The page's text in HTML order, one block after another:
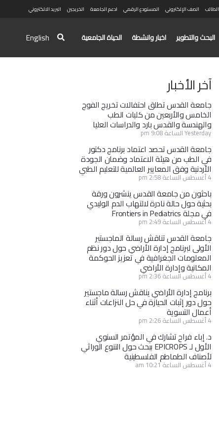
الطالب الصف الإلكتروني المستودع الرقمي ادعم الجامعة الخريجين البريد الالكتروني
البحث والتطوير اخبار وانشطة الحياة الجامعية English
آخر الأخبار
جامعة القدس تطلق احتفالات تخريج الفوج
الخامس والأربعين من كليات الطب
والهندسة والقدس بارد والدراسات العليا
Yesterday الساعة 9:08 pm
جامعة القدس تحصد اعتماد برنامج دكتور
في الطب من هيئة الاعتماد وضمان الجودة
الأردنية وفق المعايير العالمية للتعليم الطبي
4 أغسطس الساعة 2:58 pm
باحثون من جامعة القدس ينشرون ورقة
بحثية حول حالة نادرة لالتهاب الدم الوليدي
في مجلة Frontiers in Pediatrics
4 أغسطس الساعة 2:49 pm
جامعة القدس تناقش رسالة الماجستير
الأولى لبرنامج إدارة الأراضي حول دور نظم
المعلومات الجغرافية في تعزيز الحوكمة
المكانية وإدارة الأراضي
4 أغسطس الساعة 2:36 pm
برنامج إدارة الأراضي يناقش رسالة ماجستير
حول دور إثبات الحيازة في حل النزاعات أثناء
أعمال التسوية
4 أغسطس الساعة 2:26 pm
د. إباء فراح تشارك في المؤتمر السنوي
الأول لـ EPICROPS ببحث حول التنوع الوراثي
لأصناف الطماطم الفلسطينية
4 أغسطس الساعة 10:21 am